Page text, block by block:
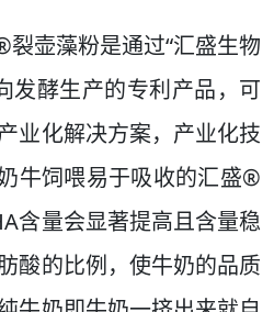
壶藻粉是通过“汇盛生物
发酵生产的专利产品，可
业化解决方案，产业化技
牛饲喂易于吸收的汇盛®
含量会显著提高且含量稳
酸的比例，使牛奶的品质